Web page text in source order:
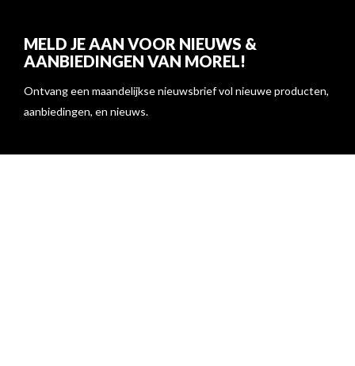
MELD JE AAN VOOR NIEUWS &
AANBIEDINGEN VAN MOREL!
Ontvang een maandelijkse nieuwsbrief vol nieuwe producten,
aanbiedingen, en nieuws.